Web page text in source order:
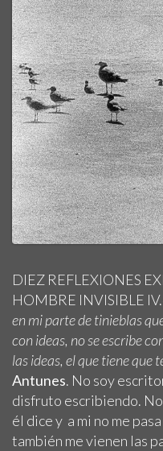
DIEZ REFLEXIONES
HOMBRE INVISIBLE IV.
en mi parte de tinieblas
con ideas, no se escribe
las ideas, el que tiene que
Antunes. No soy
disfruto escribiendo.
él dice y a mi no me
también me vienen las